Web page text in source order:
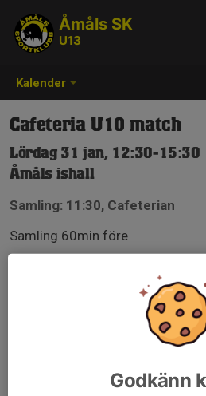
Kalender
Åmåls SK
U13
Cafeteria U10 match
Lördag 31 jan, 12:30-15:30
Åmåls ishall
Samling: 11:30, Cafeterian
Samling 60min före
Godkänn